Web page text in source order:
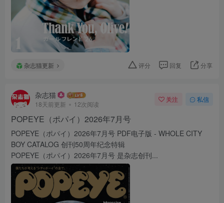
杂志猫更新 评分 回复 分享
杂志猫
18天前更新 12次阅读
关注 私信
POPEYE（ポパイ）2026年7月号
POPEYE（ポパイ）2026年7月号 PDF电子版 - WHOLE CITY
BOY CATALOG 创刊50周年纪念特辑
POPEYE（ポパイ）2026年7月号 是杂志创刊...